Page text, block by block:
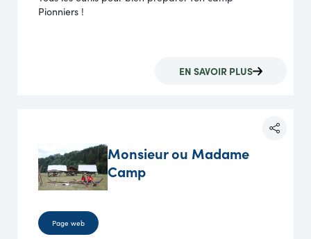
Pionniers !
EN SAVOIR PLUS
Monsieur ou Madame
Camp
Page web